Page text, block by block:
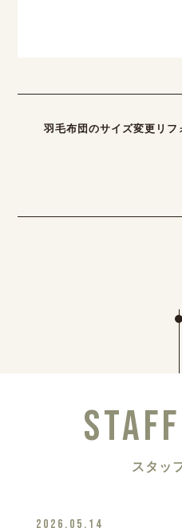
羽毛布団のサイズ変更リフ
スタッ
2026.05.14